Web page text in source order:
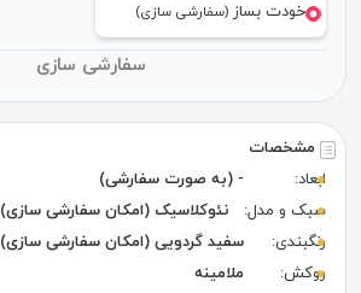
مشخصات
ابعاد:
- (به صورت سفارشی)
سبک و مدل:
نئوکلاسیک (امکان سفارشی سازی)
رنگبندی:
سفید گردویی (امکان سفارشی سازی)
روکش:
ملامینه
خودت بساز(سفارشی سازی)
سفارشی سازی